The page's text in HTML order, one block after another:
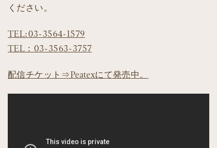
ください。
TEL:03-3564-1579
TEL：03-3563-3757
配信チケット⇒Peatexにて発売中。